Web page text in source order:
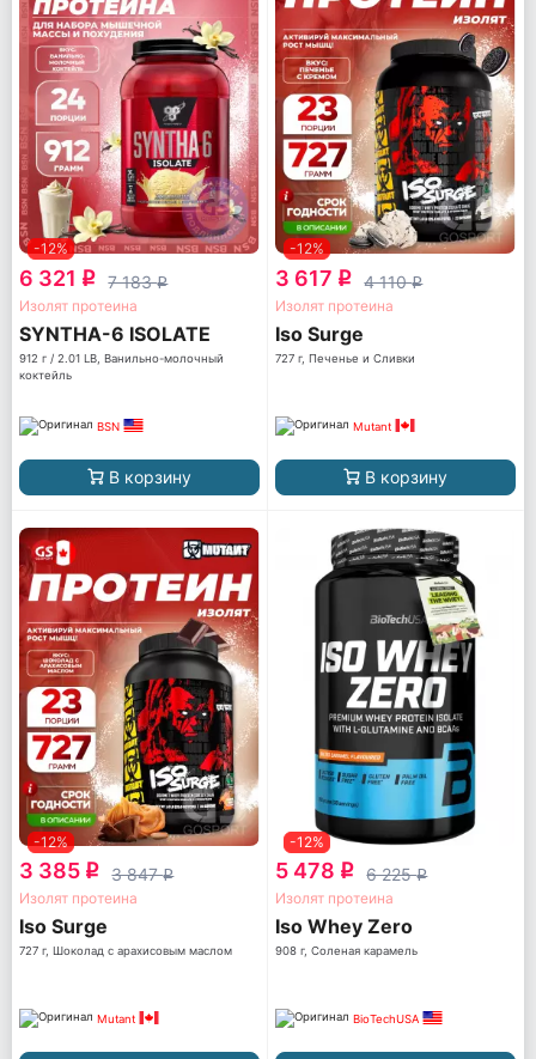
-12%
6 321 q 7 183q
Изолят протеина
SYNTHA-6 ISOLATE
912 г / 2.01 LB, Ванильно-молочный
коктейль
BSN
В корзину
-12%
3 617 q 4 110q
Изолят протеина
Iso Surge
727 г, Печенье и Сливки
Mutant
В корзину
-12%
3 385 q 3 847q
Изолят протеина
Iso Surge
727 г, Шоколад с арахисовым маслом
Mutant
-12%
5 478 q 6 225q
Изолят протеина
Iso Whey Zero
908 г, Соленая карамель
BioTechUSA